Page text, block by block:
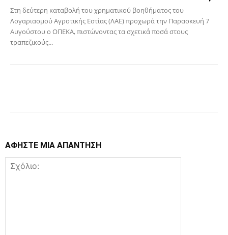
Στη δεύτερη καταβολή του χρηματικού βοηθήματος του
Λογαριασμού Αγροτικής Εστίας (ΛΑΕ) προχωρά την Παρασκευή 7
Αυγούστου ο ΟΠΕΚΑ, πιστώνοντας τα σχετικά ποσά στους
τραπεζικούς...
ΑΦΗΣΤΕ ΜΙΑ ΑΠΑΝΤΗΣΗ